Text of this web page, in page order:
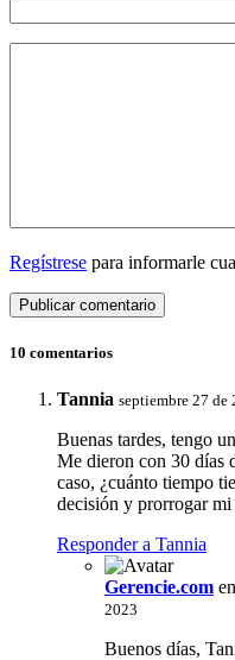
Regístrese para informarle
10 comentarios
Tannia septiembre 27 de
Buenas tardes, tengo
Me dieron con 30 días
caso, ¿cuánto tiempo
decisión y prorrogar mi
Responder a Tannia
Gerencie.com
2023
Buenos días,